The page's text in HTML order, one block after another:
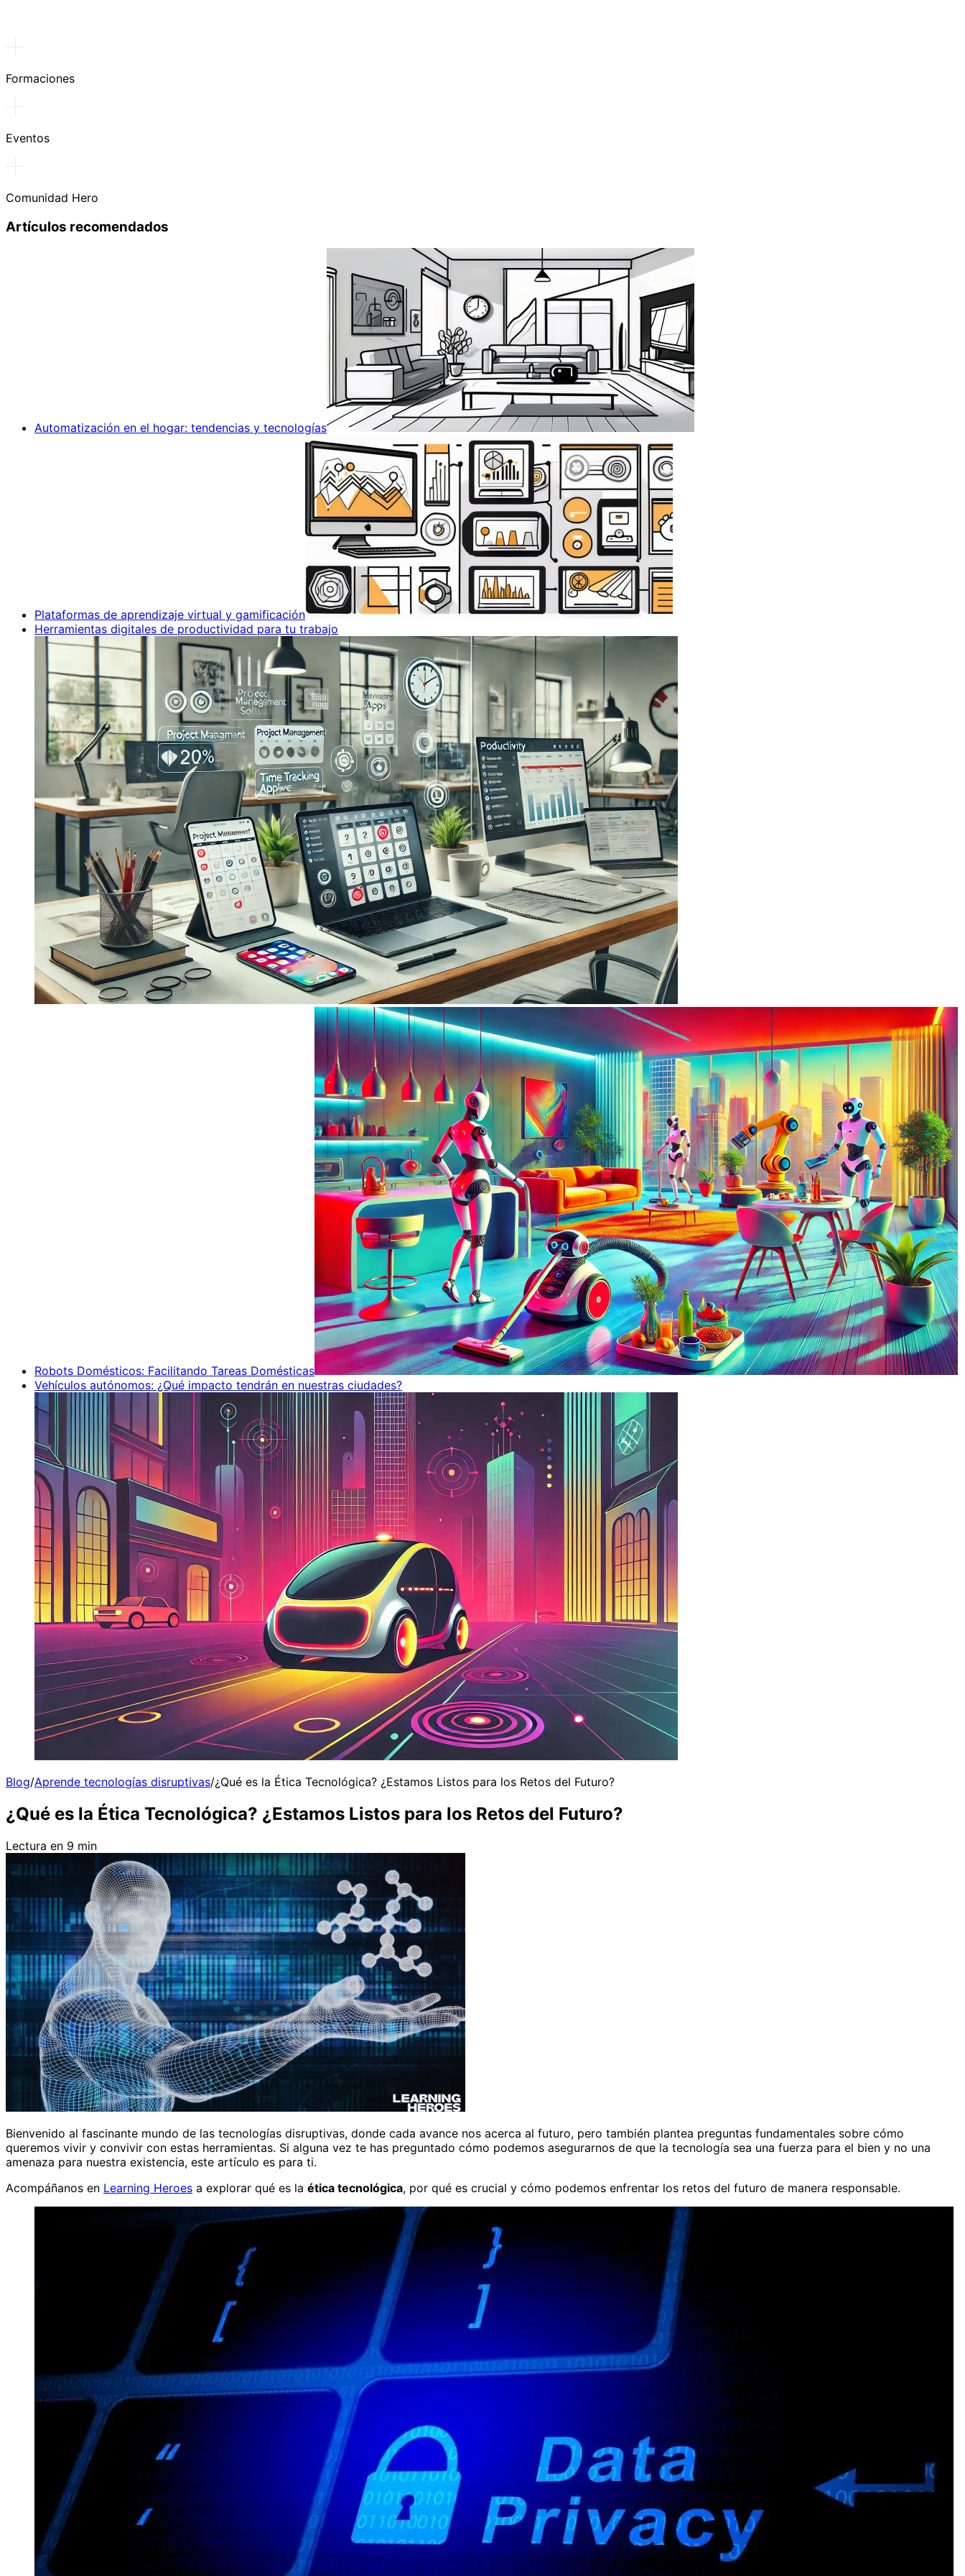
Formaciones
Eventos
Comunidad Hero
Artículos recomendados
Automatización en el hogar: tendencias y tecnologías
Plataformas de aprendizaje virtual y gamificación
Herramientas digitales de productividad para tu trabajo
Robots Domésticos: Facilitando Tareas Domésticas
Vehículos autónomos: ¿Qué impacto tendrán en nuestras ciudades?
Blog/Aprende tecnologías disruptivas/¿Qué es la Ética Tecnológica? ¿Estamos Listos para los Retos del Futuro?
¿Qué es la Ética Tecnológica? ¿Estamos Listos para los Retos del Futuro?
Lectura en 9 min
Bienvenido al fascinante mundo de las tecnologías disruptivas, donde cada avance nos acerca al futuro, pero también plantea preguntas fundamentales sobre cómo
queremos vivir y convivir con estas herramientas. Si alguna vez te has preguntado cómo podemos asegurarnos de que la tecnología sea una fuerza para el bien y no una
amenaza para nuestra existencia, este artículo es para ti.
Acompáñanos en Learning Heroes a explorar qué es la ética tecnológica, por qué es crucial y cómo podemos enfrentar los retos del futuro de manera responsable.